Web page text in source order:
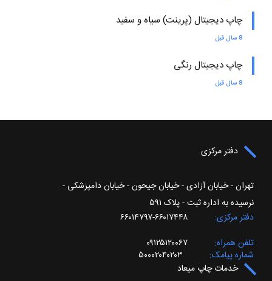
چاپ دیجیتال (پرینت) سیاه و سفید
8 سال قبل
چاپ دیجیتال رنگی
8 سال قبل
دفتر مرکزی
تهران - خیابان آزادی - خیابان جیحون - خیابان دامپزشکی -
نرسیده به اداره ثبت - پلاک ۵۹۱
دفتر مرکزی
۶۶۰۱۷۴۴۸-۶۶۰۱۴۷۹۷
تلفن همراه
۰۹۱۲۵۱۲۰۰۶۷
شماره پیامک
۵۰۰۰۲۰۴۰۲۰۳
خدمات چاپ میعاد